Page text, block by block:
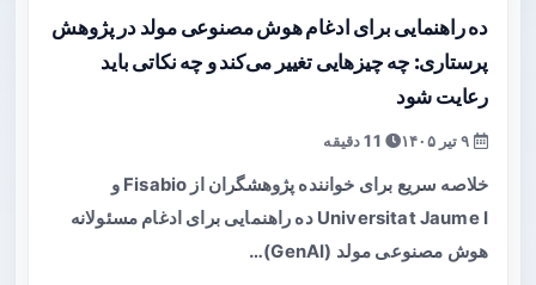
ده راهنمایی برای ادغام هوش مصنوعی مولد در پژوهش
پرستاری: چه چیزهایی تغییر می‌کند و چه نکاتی باید
رعایت شود
خلاصه سریع برای خواننده پژوهشگران از Fisabio و
Universitat Jaume I ده راهنمایی برای ادغام مسئولانه
هوش مصنوعی مولد (GenAI)…